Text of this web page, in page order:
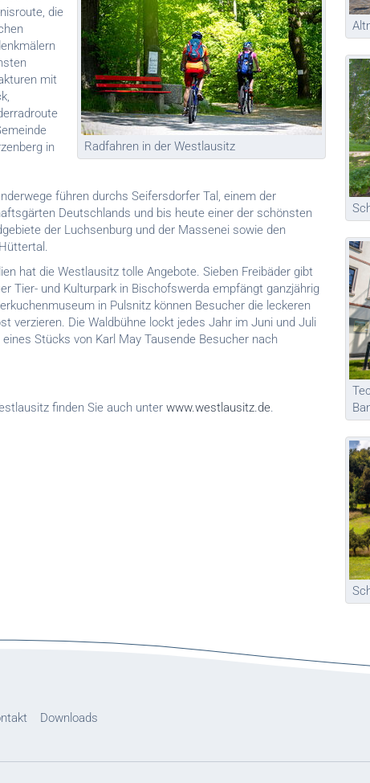
Radfahren in der Westlausitz
die
mit
in
führen durchs Seifersdorfer Tal, einem der
Deutschlands und bis heute einer der schönsten
der Luchsenburg und der Massenei sowie den
hat die Westlausitz tolle Angebote. Sieben Freibäder gibt
Tier- und Kulturpark in Bischofswerda empfängt ganzjährig
in Pulsnitz können Besucher die leckeren
verzieren. Die Waldbühne lockt jedes Jahr im Juni und Juli
Stücks von Karl May Tausende Besucher nach
finden Sie auch unter www.westlausitz.de
Downloads